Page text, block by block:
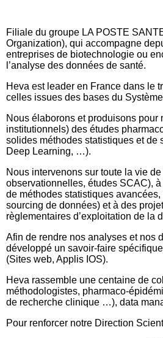
Filiale du groupe LA POSTE
Organization), qui accompagne
entreprises de biotechnologie ou
l’analyse des données de santé.
Heva est leader en France dans le
celles issues des bases du
Nous élaborons et produisons
institutionnels) des études
solides méthodes statistiques et de
Deep Learning, …).
Nous intervenons sur toute la vie
observationnelles, études SCAC),
de méthodes statistiques
sourcing de données) et à des
règlementaires d’exploitation de la
Afin de rendre nos analyses et nos
développé un savoir-faire
(Sites web, Applis IOS).
Heva rassemble une centaine de
méthodologistes, pharmaco-
de recherche clinique …), data
Pour renforcer notre Direction